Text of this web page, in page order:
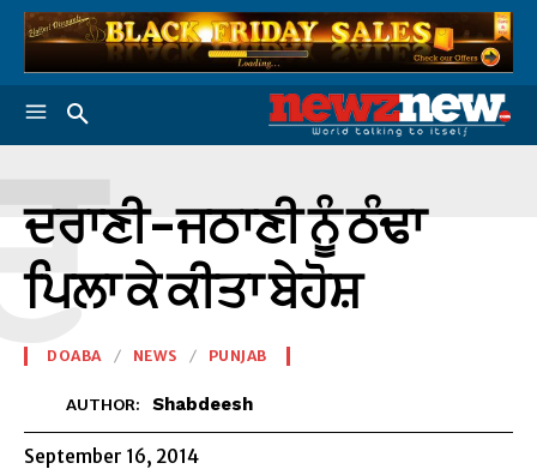
ਦਰਾਣੀ-ਜਠਾਣੀ ਨੂੰ ਠੰਢਾ
ਪਿਲਾ ਕੇ ਕੀਤਾ ਬੇਹੋਸ਼
DOABA NEWS PUNJAB
AUTHOR: Shabdeesh
September 16, 2014